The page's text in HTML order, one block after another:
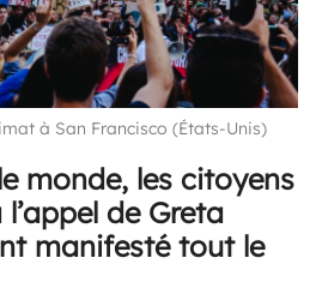
à San Francisco (États-Unis)
monde, les citoyens
de Greta
manifesté tout le